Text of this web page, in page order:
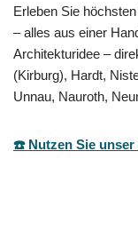
Erleben Sie
– alles aus einer
Architekturidee –
(Kirburg), Hardt,
Unnau, Nauroth,
☎️ Nutzen Sie